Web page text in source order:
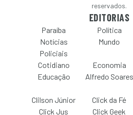
reservados.
EDITORIAS
Paraíba Política
Notícias
Policiais
Mundo
Cotidiano Economia
Educação
Alfredo Soares
Clilson Júnior
Click da Fé
Click Jus
Click Geek